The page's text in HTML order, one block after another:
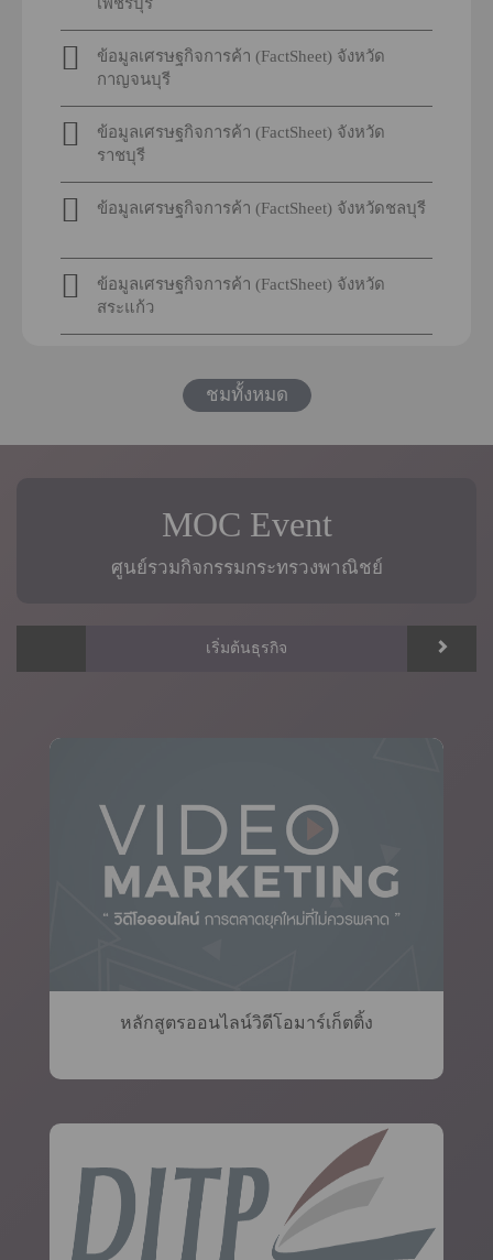
ข้อมูลเศรษฐกิจการค้า (FactSheet) จังหวัด
กาญจนบุรี
ข้อมูลเศรษฐกิจการค้า (FactSheet) จังหวัด
ราชบุรี
ข้อมูลเศรษฐกิจการค้า (FactSheet) จังหวัดชลบุรี
ข้อมูลเศรษฐกิจการค้า (FactSheet) จังหวัด
สระแก้ว
ชมทั้งหมด
MOC Event
ศูนย์รวมกิจกรรมกระทรวงพาณิชย์
เริ่มต้นธุรกิจ
หลักสูตรออนไลน์วิดีโอมาร์เก็ตติ้ง